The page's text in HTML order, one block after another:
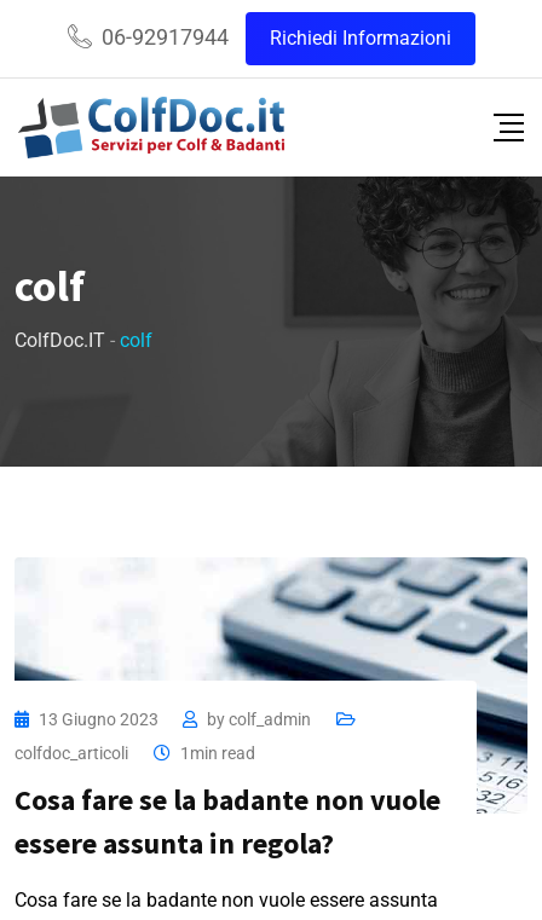
06-92917944 Richiedi Informazioni
colf
ColfDoc.IT - colf
13 Giugno 2023 bycolf_admin
colfdoc_articoli
1min read
Cosa fare se la badante non vuole
essere assunta in regola?
Cosa fare se la badante non vuole essere assunta